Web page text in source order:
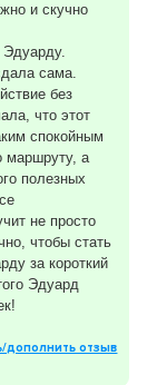
и скучно
Эдуарду.
сама.
без
что этот
спокойным
маршруту, а
полезных
не просто
чтобы стать
за короткий
Эдуард
дополнить отзыв